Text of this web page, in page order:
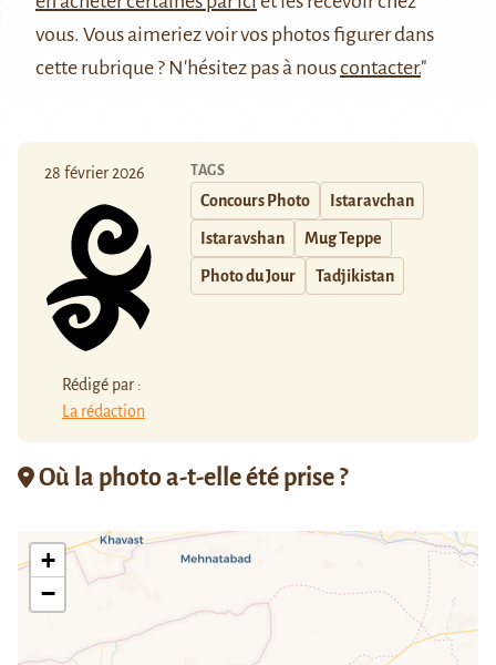
vous. Vous aimeriez voir vos photos figurer dans
cette rubrique ? N'hésitez pas à nouscontacter."
28 février 2026
Rédigé par :
La rédaction
TAGS
Concours Photo Istaravchan
Istaravshan Mug Teppe
Photo du Jour Tadjikistan
Où la photo a-t-elle été prise ?
+
−